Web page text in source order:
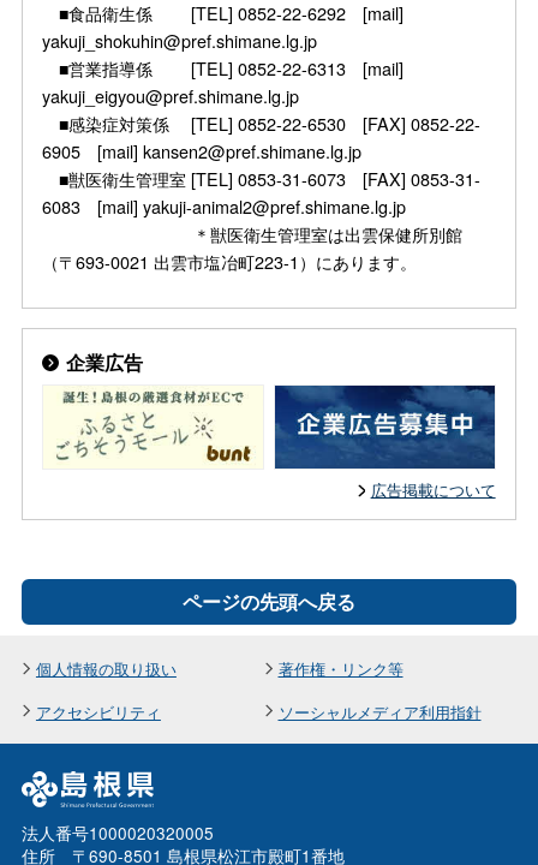
■食品衛生係 [TEL] 0852-22-6292 [mail]
yakuji_shokuhin@pref.shimane.lg.jp
■営業指導係 [TEL] 0852-22-6313 [mail]
yakuji_eigyou@pref.shimane.lg.jp
■感染症対策係 [TEL] 0852-22-6530 [FAX] 0852-22-
6905 [mail] kansen2@pref.shimane.lg.jp
■獣医衛生管理室 [TEL] 0853-31-6073 [FAX] 0853-31-
6083 [mail] yakuji-animal2@pref.shimane.lg.jp
＊獣医衛生管理室は出雲保健所別館
（〒693-0021 出雲市塩冶町223-1）にあります。
企業広告
広告掲載について
ページの先頭へ戻る
個人情報の取り扱い
著作権・リンク等
アクセシビリティ
ソーシャルメディア利用指針
法人番号1000020320005
住所 〒690-8501 島根県松江市殿町1番地